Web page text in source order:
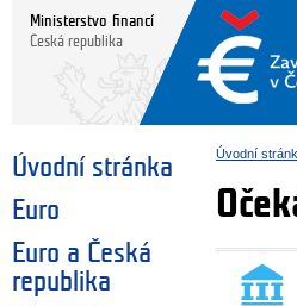
Ministerstvo financí
Česká republika
Úvodní stránka
Euro
Euro a Česká
republika
Úvodní